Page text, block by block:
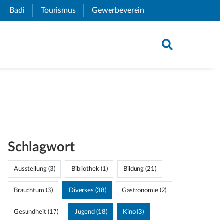
Link)
Badi (External Link)
Tourismus (External Link)
Gewerbeverein
Schlagwort
Ausstellung (3) Bibliothek (1) Bildung (21)
Brauchtum (3) Diverses (38) Gastronomie (2)
Gesundheit (17) Jugend (18) Kino (3)